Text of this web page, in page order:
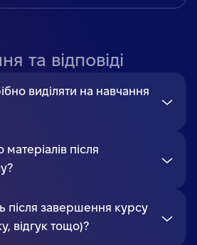
та відповіді
виділяти на навчання
після
після завершення курсу
відгук тощо)?